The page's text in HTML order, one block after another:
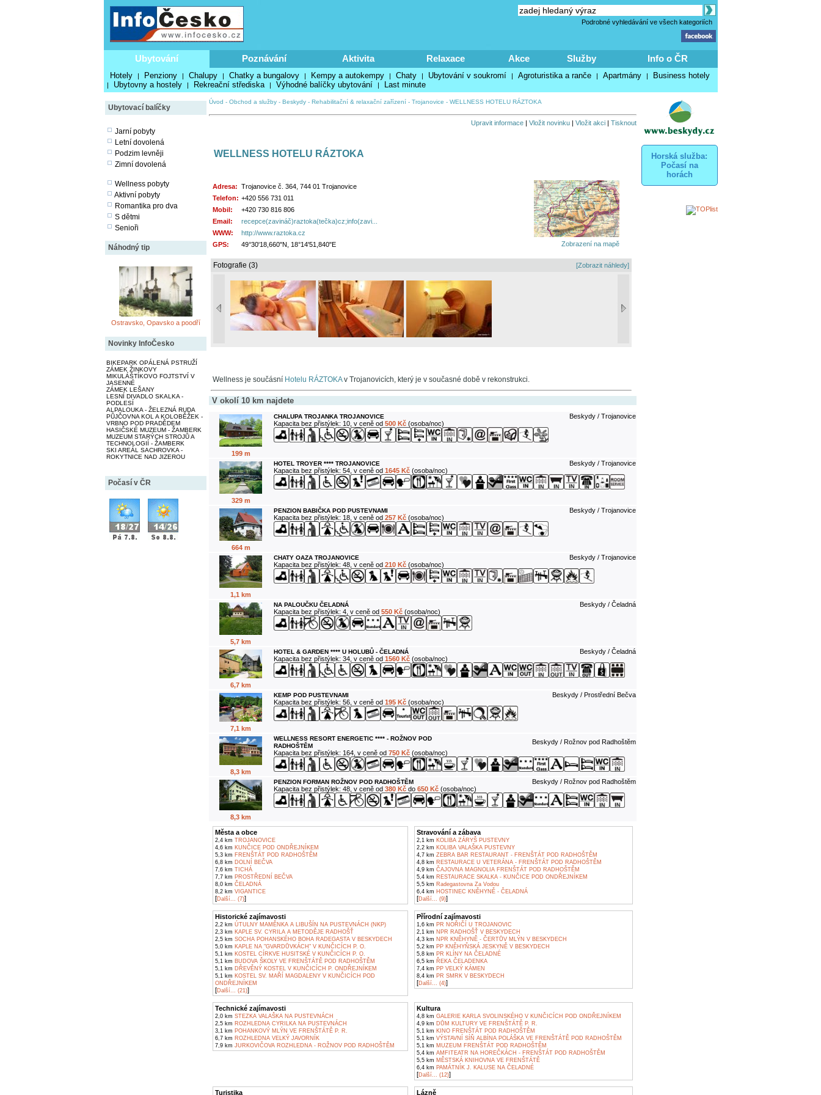
Podrobné vyhledávání ve všech kategoriích
Ubytování Poznávání Aktivita Relaxace Akce Služby Info o ČR
Hotely | Penziony | Chalupy | Chatky a bungalovy | Kempy a autokempy | Chaty | Ubytování v soukromí | Agroturistika a ranče | Apartmány | Business hotely
| Ubytovny a hostely | Rekreační střediska | Výhodné balíčky ubytování | Last minute
Ubytovací balíčky
Jarní pobyty
Letní dovolená
Podzim levněji
Zimní dovolená
Wellness pobyty
Aktivní pobyty
Romantika pro dva
S dětmi
Senioři
Náhodný tip
Ostravsko, Opavsko a poodří
Novinky InfoČesko
BIKEPARK OPÁLENÁ PSTRUŽÍ
ZÁMEK ŽINKOVY
MIKULÁŠTÍKOVO FOJTSTVÍ V
JASENNÉ
ZÁMEK LEŠANY
LESNÍ DIVADLO SKALKA -
PODLESÍ
ALPALOUKA - ŽELEZNÁ RUDA
PŮJČOVNA KOL A KOLOBĚŽEK -
VRBNO POD PRADĚDEM
HASIČSKÉ MUZEUM - ŽAMBERK
MUZEUM STARÝCH STROJŮ A
TECHNOLOGIÍ - ŽAMBERK
SKI AREÁL SACHROVKA -
ROKYTNICE NAD JIZEROU
Počasí v ČR
Úvod - Obchod a služby- Beskydy- Rehabilitační & relaxační zařízení- Trojanovice - WELLNESS HOTELU RÁZTOKA
Upravit informace| Vložit novinku| Vložit akci| Tisknout
WELLNESS HOTELU RÁZTOKA
Adresa: Trojanovice č. 364, 744 01 Trojanovice
Telefon: +420 556 731 011
Mobil:
+420 730 816 806
Email:
recepce(zavináč)raztoka(tečka)cz;info(zavi...
WWW:
http://www.raztoka.cz
GPS:
49°30'18,660"N, 18°14'51,840"E Zobrazení na mapě
Fotografie (3) [Zobrazit náhledy]
Wellness je součásní Hotelu RÁZTOKAv Trojanovicích, který je v současné době v rekonstrukci.
V okolí 10 km najdete
199 m
CHALUPA TROJANKA TROJANOVICE
Beskydy / Trojanovice
Kapacita bez přistýlek: 10, v ceně od 500 Kč(osoba/noc)
329 m
HOTEL TROYER **** TROJANOVICE
Beskydy / Trojanovice
Kapacita bez přistýlek: 54, v ceně od 1645 Kč(osoba/noc)
664 m
PENZION BABIČKA POD PUSTEVNAMI
Beskydy / Trojanovice
Kapacita bez přistýlek: 18, v ceně od 257 Kč(osoba/noc)
1,1 km
CHATY OAZA TROJANOVICE
Beskydy / Trojanovice
Kapacita bez přistýlek: 48, v ceně od 210 Kč(osoba/noc)
5,7 km
NA PALOUČKU ČELADNÁ
Beskydy / Čeladná
Kapacita bez přistýlek: 4, v ceně od 550 Kč(osoba/noc)
6,7 km
HOTEL & GARDEN **** U HOLUBŮ - ČELADNÁ
Beskydy / Čeladná
Kapacita bez přistýlek: 34, v ceně od 1560 Kč(osoba/noc)
7,1 km
KEMP POD PUSTEVNAMI
Beskydy / Prostřední Bečva
Kapacita bez přistýlek: 56, v ceně od 195 Kč(osoba/noc)
8,3 km
WELLNESS RESORT ENERGETIC **** - ROŽNOV POD
RADHOŠTĚM
Beskydy / Rožnov pod Radhoštěm
Kapacita bez přistýlek: 164, v ceně od 750 Kč(osoba/noc)
8,3 km
PENZION FORMAN ROŽNOV POD RADHOŠTĚM
Beskydy / Rožnov pod Radhoštěm
Kapacita bez přistýlek: 48, v ceně od 380 Kčdo 650 Kč(osoba/noc)
Města a obce
2,4 km TROJANOVICE
4,6 km KUNČICE POD ONDŘEJNÍKEM
5,3 km FRENŠTÁT POD RADHOŠTĚM
6,8 km DOLNÍ BEČVA
7,6 km TICHÁ
7,7 km PROSTŘEDNÍ BEČVA
8,0 km ČELADNÁ
8,2 km VIGANTICE
[Další... (7)]
Stravování a zábava
2,1 km KOLIBA ZÁRYŠ PUSTEVNY
2,2 km KOLIBA VALAŠKA PUSTEVNY
4,7 km ZEBRA BAR RESTAURANT - FRENŠTÁT POD RADHOŠTĚM
4,8 km RESTAURACE U VETERÁNA - FRENŠTÁT POD RADHOŠTĚM
4,9 km ČAJOVNA MAGNOLIA FRENŠTÁT POD RADHOŠTĚM
5,4 km RESTAURACE SKALKA - KUNČICE POD ONDŘEJNÍKEM
5,5 km Radegastovna Za Vodou
6,4 km HOSTINEC KNĚHYNĚ - ČELADNÁ
[Další... (9)]
Historické zajímavosti
2,2 km ÚTULNY MAMĚNKA A LIBUŠÍN NA PUSTEVNÁCH (NKP)
2,3 km KAPLE SV. CYRILA A METODĚJE RADHOŠŤ
2,5 km SOCHA POHANSKÉHO BOHA RADEGASTA V BESKYDECH
5,0 km KAPLE NA "GVARDŮVKÁCH" V KUNČICÍCH P. O.
5,1 km KOSTEL CÍRKVE HUSITSKÉ V KUNČICÍCH P. O.
5,1 km BUDOVA ŠKOLY VE FRENŠTÁTĚ POD RADHOŠTĚM
5,1 km DŘEVĚNÝ KOSTEL V KUNČICÍCH P. ONDŘEJNÍKEM
5,1 km KOSTEL SV. MAŘÍ MAGDALENY V KUNČICÍCH POD
ONDŘEJNÍKEM
[Další... (21)]
Přírodní zajímavosti
1,6 km PR NOŘIČÍ U TROJANOVIC
2,1 km NPR RADHOŠŤ V BESKYDECH
4,3 km NPR KNĚHYNĚ - ČERTŮV MLÝN V BESKYDECH
5,2 km PP KNĚHYŇSKÁ JESKYNĚ V BESKYDECH
5,8 km PR KLÍNY NA ČELADNÉ
6,5 km ŘEKA ČELADENKA
7,4 km PP VELKÝ KÁMEN
8,4 km PR SMRK V BESKYDECH
[Další... (4)]
Technické zajímavosti
2,0 km STEZKA VALAŠKA NA PUSTEVNÁCH
2,5 km ROZHLEDNA CYRILKA NA PUSTEVNÁCH
3,1 km POHANKOVÝ MLÝN VE FRENŠTÁTĚ P. R.
6,7 km ROZHLEDNA VELKÝ JAVORNÍK
7,9 km JURKOVIČOVA ROZHLEDNA - ROŽNOV POD RADHOŠTĚM
Kultura
4,8 km GALERIE KARLA SVOLINSKÉHO V KUNČICÍCH POD ONDŘEJNÍKEM
4,9 km DŮM KULTURY VE FRENŠTÁTĚ P. R.
5,1 km KINO FRENŠTÁT POD RADHOŠTĚM
5,1 km VÝSTAVNÍ SÍŇ ALBÍNA POLÁŠKA VE FRENŠTÁTĚ POD RADHOŠTĚM
5,1 km MUZEUM FRENŠTÁT POD RADHOŠTĚM
5,4 km AMFITEATR NA HOREČKÁCH - FRENŠTÁT POD RADHOŠTĚM
5,5 km MĚSTSKÁ KNIHOVNA VE FRENŠTÁTĚ
6,4 km PAMÁTNÍK J. KALUSE NA ČELADNÉ
[Další... (12)]
Turistika Lázně
Horská služba:
Počasí na
horách